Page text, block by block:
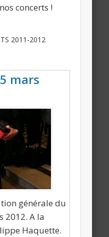
concerts !
2011-2012
mars
générale du
2012. A la
Haquette.